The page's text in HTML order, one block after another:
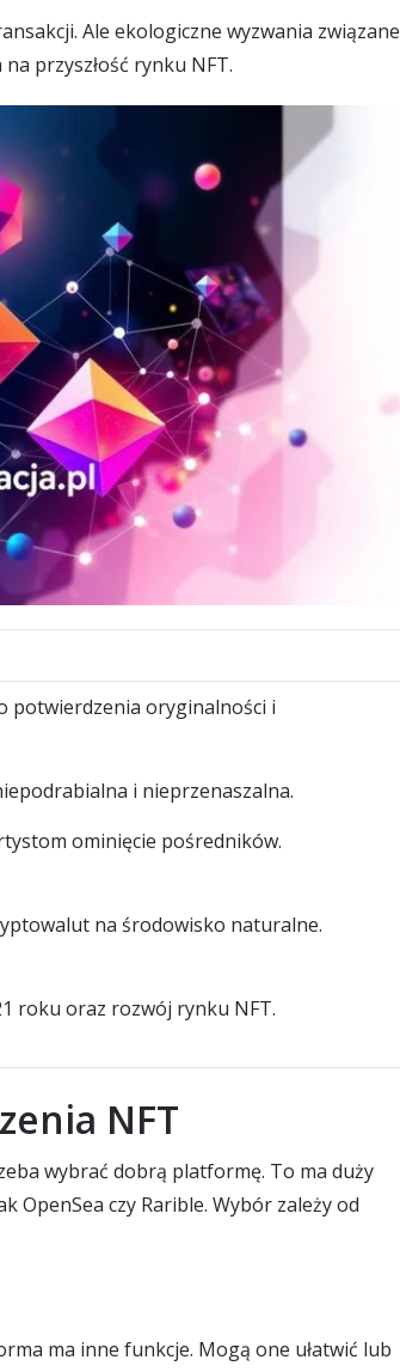
Ale ekologiczne wyzwania związane
przyszłość rynku NFT.
potwierdzenia oryginalności i
i nieprzenaszalna.
ominięcie pośredników.
na środowisko naturalne.
roku oraz rozwój rynku NFT.
NFT
wybrać dobrą platformę. To ma duży
OpenSea czy Rarible. Wybór zależy od
ma inne funkcje. Mogą one ułatwić lub